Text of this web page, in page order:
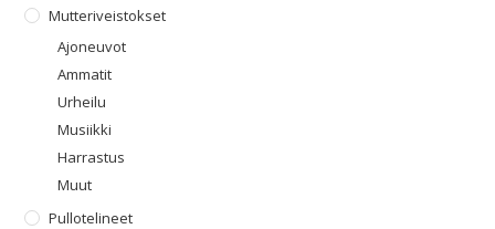
Mutteriveistokset
Ajoneuvot
Ammatit
Urheilu
Musiikki
Harrastus
Muut
Pullotelineet